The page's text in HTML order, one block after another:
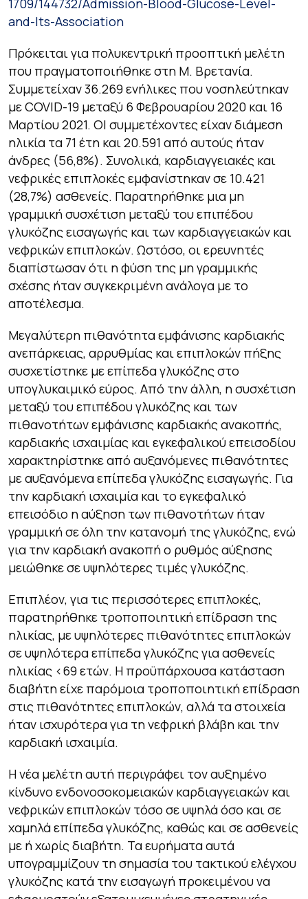
1709/144732/Admission-Blood-Glucose-Level-
and-Its-Association
Πρόκειται για πολυκεντρική προοπτική μελέτη
που πραγματοποιήθηκε στη Μ. Βρετανία.
Συμμετείχαν 36.269 ενήλικες που νοσηλεύτηκαν
με COVID-19 μεταξύ 6 Φεβρουαρίου 2020 και 16
Μαρτίου 2021. ΟΙ συμμετέχοντες είχαν διάμεση
ηλικία τα 71 έτη και 20.591 από αυτούς ήταν
άνδρες (56,8%). Συνολικά, καρδιαγγειακές και
νεφρικές επιπλοκές εμφανίστηκαν σε 10.421
(28,7%) ασθενείς. Παρατηρήθηκε μια μη
γραμμική συσχέτιση μεταξύ του επιπέδου
γλυκόζης εισαγωγής και των καρδιαγγειακών και
νεφρικών επιπλοκών. Ωστόσο, οι ερευνητές
διαπίστωσαν ότι η φύση της μη γραμμικής
σχέσης ήταν συγκεκριμένη ανάλογα με το
αποτέλεσμα.
Μεγαλύτερη πιθανότητα εμφάνισης καρδιακής
ανεπάρκειας, αρρυθμίας και επιπλοκών πήξης
συσχετίστηκε με επίπεδα γλυκόζης στο
υπογλυκαιμικό εύρος. Από την άλλη, η συσχέτιση
μεταξύ του επιπέδου γλυκόζης και των
πιθανοτήτων εμφάνισης καρδιακής ανακοπής,
καρδιακής ισχαιμίας και εγκεφαλικού επεισοδίου
χαρακτηρίστηκε από αυξανόμενες πιθανότητες
με αυξανόμενα επίπεδα γλυκόζης εισαγωγής. Για
την καρδιακή ισχαιμία και το εγκεφαλικό
επεισόδιο η αύξηση των πιθανοτήτων ήταν
γραμμική σε όλη την κατανομή της γλυκόζης, ενώ
για την καρδιακή ανακοπή ο ρυθμός αύξησης
μειώθηκε σε υψηλότερες τιμές γλυκόζης.
Επιπλέον, για τις περισσότερες επιπλοκές,
παρατηρήθηκε τροποποιητική επίδραση της
ηλικίας, με υψηλότερες πιθανότητες επιπλοκών
σε υψηλότερα επίπεδα γλυκόζης για ασθενείς
ηλικίας <69 ετών. Η προϋπάρχουσα κατάσταση
διαβήτη είχε παρόμοια τροποποιητική επίδραση
στις πιθανότητες επιπλοκών, αλλά τα στοιχεία
ήταν ισχυρότερα για τη νεφρική βλάβη και την
καρδιακή ισχαιμία.
Η νέα μελέτη αυτή περιγράφει τον αυξημένο
κίνδυνο ενδονοσοκομειακών καρδιαγγειακών και
νεφρικών επιπλοκών τόσο σε υψηλά όσο και σε
χαμηλά επίπεδα γλυκόζης, καθώς και σε ασθενείς
με ή χωρίς διαβήτη. Τα ευρήματα αυτά
υπογραμμίζουν τη σημασία του τακτικού ελέγχου
γλυκόζης κατά την εισαγωγή προκειμένου να